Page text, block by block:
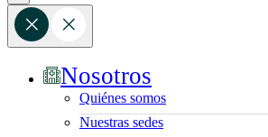
Nosotros
Quiénes somos
Nuestras sedes